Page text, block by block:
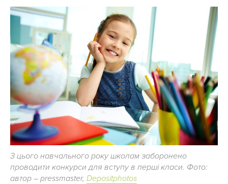
З цього навчального року школам заборонено
проводити конкурси для вступу в перші класи. Фото:
автор – pressmaster, Depositphotos